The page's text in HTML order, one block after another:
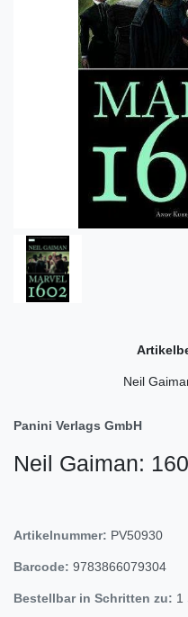
Neil
Panini Verlags GmbH
Neil Gaiman:
Artikelnummer: PV50930
Barcode: 9783866079304
Bestellbar in Schritten zu: 1